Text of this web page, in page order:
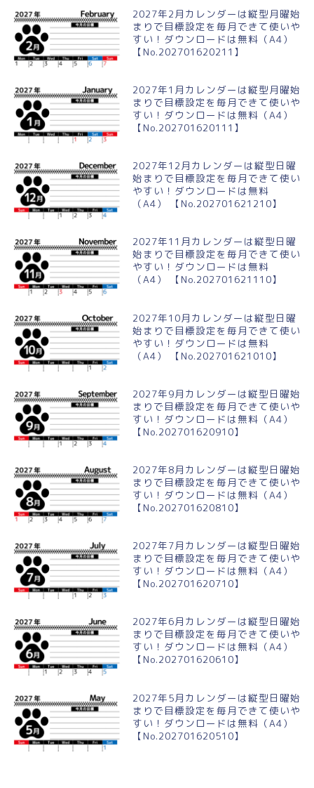
2027年2月カレンダーは縦型月曜始
まりで目標設定を毎月できて使いや
すい！ダウンロードは無料（A4）
【No.202701620211】
2027年1月カレンダーは縦型月曜始
まりで目標設定を毎月できて使いや
すい！ダウンロードは無料（A4）
【No.202701620111】
2027年12月カレンダーは縦型日曜
始まりで目標設定を毎月できて使い
やすい！ダウンロードは無料
（A4） 【No.202701621210】
2027年11月カレンダーは縦型日曜
始まりで目標設定を毎月できて使い
やすい！ダウンロードは無料
（A4） 【No.202701621110】
2027年10月カレンダーは縦型日曜
始まりで目標設定を毎月できて使い
やすい！ダウンロードは無料
（A4） 【No.202701621010】
2027年9月カレンダーは縦型日曜始
まりで目標設定を毎月できて使いや
すい！ダウンロードは無料（A4）
【No.202701620910】
2027年8月カレンダーは縦型日曜始
まりで目標設定を毎月できて使いや
すい！ダウンロードは無料（A4）
【No.202701620810】
2027年7月カレンダーは縦型日曜始
まりで目標設定を毎月できて使いや
すい！ダウンロードは無料（A4）
【No.202701620710】
2027年6月カレンダーは縦型日曜始
まりで目標設定を毎月できて使いや
すい！ダウンロードは無料（A4）
【No.202701620610】
2027年5月カレンダーは縦型日曜始
まりで目標設定を毎月できて使いや
すい！ダウンロードは無料（A4）
【No.202701620510】